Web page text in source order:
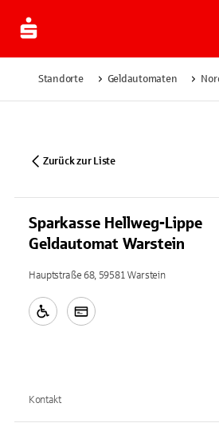
Standorte Geldautomaten
Zurück zur Liste
Sparkasse Hellweg-Lippe
Geldautomat Warstein
Hauptstraße 68, 59581 Warstein
Kontakt